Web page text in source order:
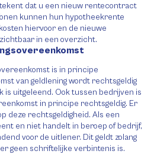
dat u een nieuw rentecontract
kunnen hun hypotheekrente
hiervoor en de nieuwe
in een overzicht.
is in principe
van geldlening wordt rechtsgeldig
is uitgeleend. Ook tussen bedrijven is
in principe rechtsgeldig. Er
deze rechtsgeldigheid. Als een
en niet handelt in beroep of bedrijf,
voor de uitlener. Dit geldt zolang
geen schriftelijke verbintenis is.